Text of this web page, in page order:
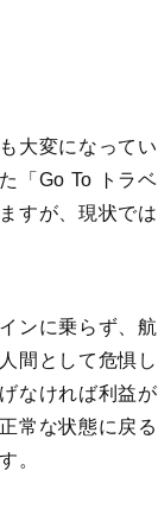
大変になってい
「Go To トラベ
すが、現状では
ンに乗らず、航
間として危惧し
なければ利益が
常な状態に戻る
。